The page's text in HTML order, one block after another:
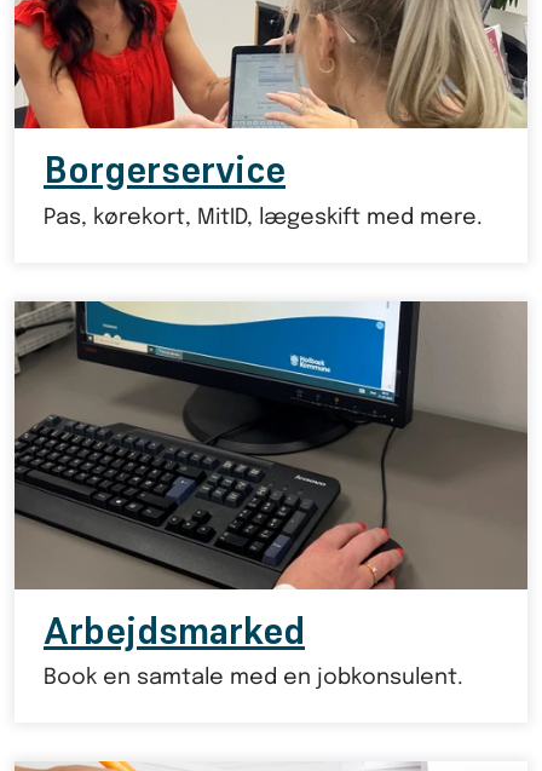
Borgerservice
Pas, kørekort, MitID, lægeskift med mere.
Arbejdsmarked
Book en samtale med en jobkonsulent.